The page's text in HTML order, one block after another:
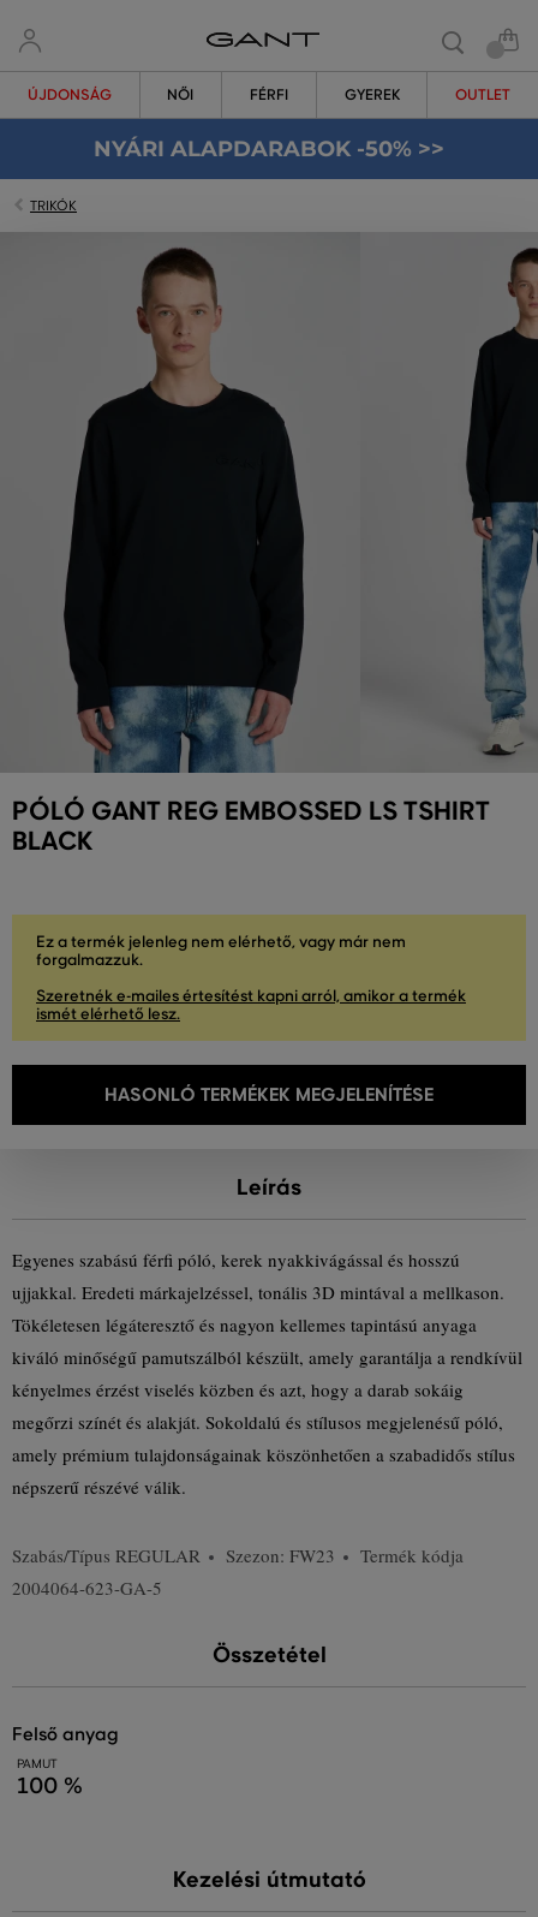
ÚJDONSÁG NŐI FÉRFI GYEREK OUTLET
NYÁRI ALAPDARABOK -50% >>
TRIKÓK
PÓLÓ GANT REG EMBOSSED LS TSHIRT
BLACK
Ez a termék jelenleg nem elérhető, vagy már nem
forgalmazzuk.
Szeretnék e-mailes értesítést kapni arról, amikor a termék
ismét elérhető lesz.
HASONLÓ TERMÉKEK MEGJELENÍTÉSE
Leírás
Egyenes szabású férfi póló, kerek nyakkivágással és hosszú
ujjakkal. Eredeti márkajelzéssel, tonális 3D mintával a mellkason.
Tökéletesen légáteresztő és nagyon kellemes tapintású anyaga
kiváló minőségű pamutszálból készült, amely garantálja a rendkívül
kényelmes érzést viselés közben és azt, hogy a darab sokáig
megőrzi színét és alakját. Sokoldalú és stílusos megjelenésű póló,
amely prémium tulajdonságainak köszönhetően a szabadidős stílus
népszerű részévé válik.
Szabás/Típus REGULAR Szezon: FW23
Termék kódja
2004064-623-GA-5
Összetétel
felső anyag
PAMUT
100 %
Kezelési útmutató